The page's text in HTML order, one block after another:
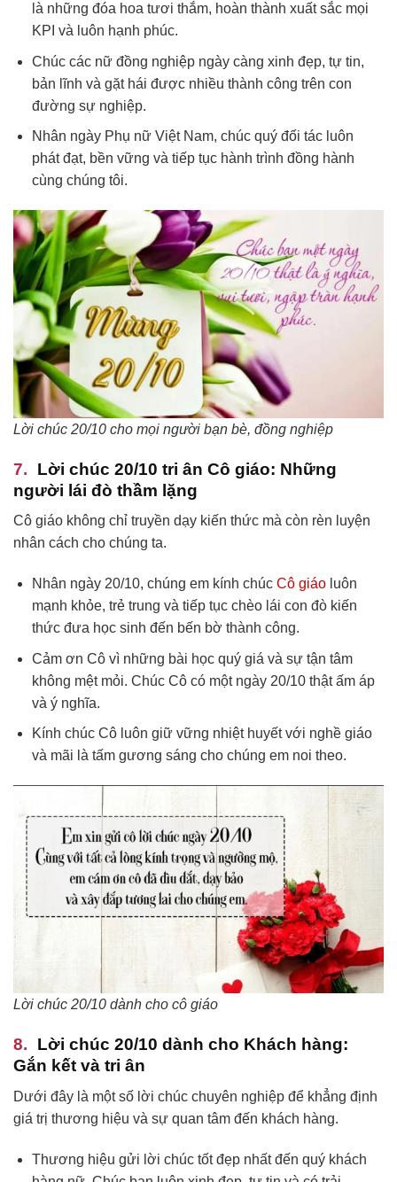
là những đóa hoa tươi thắm, hoàn thành xuất sắc mọi
KPI và luôn hạnh phúc.
Chúc các nữ đồng nghiệp ngày càng xinh đẹp, tự tin,
bản lĩnh và gặt hái được nhiều thành công trên con
đường sự nghiệp.
Nhân ngày Phụ nữ Việt Nam, chúc quý đối tác luôn
phát đạt, bền vững và tiếp tục hành trình đồng hành
cùng chúng tôi.
Lời chúc 20/10 cho mọi người bạn bè, đồng nghiệp
Lời chúc 20/10 tri ân Cô giáo: Những
người lái đò thầm lặng
Cô giáo không chỉ truyền dạy kiến thức mà còn rèn luyện
nhân cách cho chúng ta.
Nhân ngày 20/10, chúng em kính chúc Cô giáoluôn
mạnh khỏe, trẻ trung và tiếp tục chèo lái con đò kiến
thức đưa học sinh đến bến bờ thành công.
Cảm ơn Cô vì những bài học quý giá và sự tận tâm
không mệt mỏi. Chúc Cô có một ngày 20/10 thật ấm áp
và ý nghĩa.
Kính chúc Cô luôn giữ vững nhiệt huyết với nghề giáo
và mãi là tấm gương sáng cho chúng em noi theo.
Lời chúc 20/10 dành cho cô giáo
Lời chúc 20/10 dành cho Khách hàng:
Gắn kết và tri ân
Dưới đây là một số lời chúc chuyên nghiệp để khẳng định
giá trị thương hiệu và sự quan tâm đến khách hàng.
Thương hiệu gửi lời chúc tốt đẹp nhất đến quý khách